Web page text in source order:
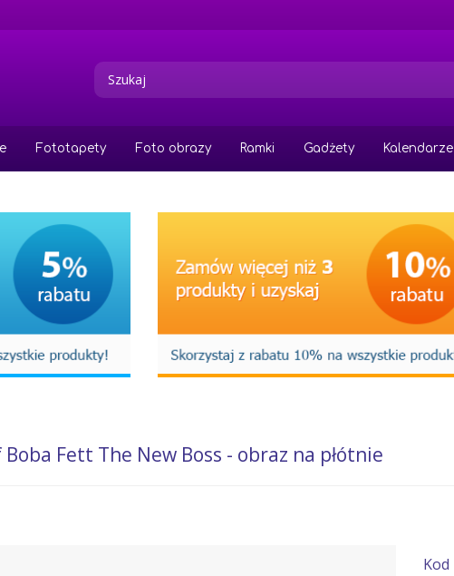
Fototapety Foto obrazy Ramki Gadżety Kalendarze
Fett The New Boss - obraz na płótnie